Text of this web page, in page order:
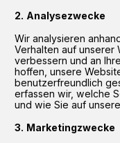
Analysezwecke
Wir analysieren
Verhalten auf unserer
verbessern und an
hoffen, unsere
benutzerfreundlich
erfassen wir, welche
und wie Sie auf
Marketingzwecke